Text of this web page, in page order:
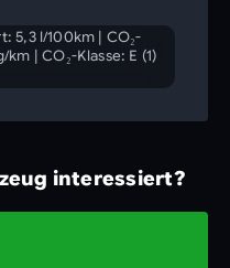
5,3 l/100km | CO₂-
km |CO₂-Klasse: E (1)
interessiert?